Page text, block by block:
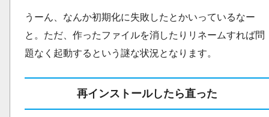
うーん、なんか初期化に失敗したとかいっているなー
と。ただ、作ったファイルを消したりリネームすれば問
題なく起動するという謎な状況となります。
再インストールしたら直った